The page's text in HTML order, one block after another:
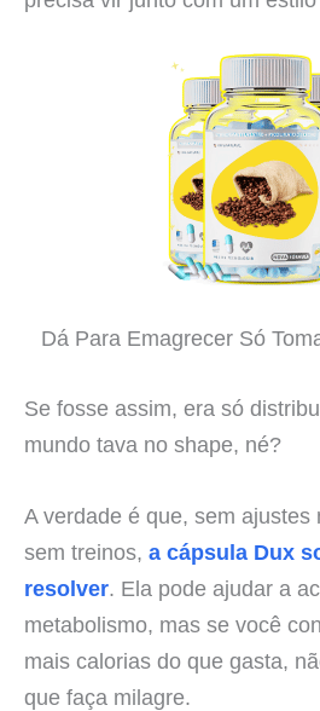
Dá Para Emagrecer Só
Se fosse assim, era só
mundo tava no shape, né?
A verdade é que, sem ajustes
sem treinos, a cápsula Dux
resolver. Ela pode ajudar a
metabolismo, mas se você
mais calorias do que gasta,
que faça milagre.